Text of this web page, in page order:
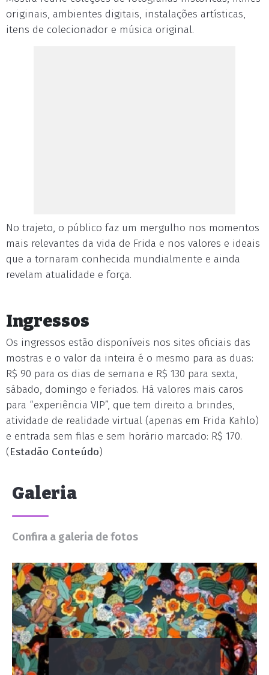
originais, ambientes digitais, instalações artísticas,
itens de colecionador e música original.
No trajeto, o público faz um mergulho nos momentos
mais relevantes da vida de Frida e nos valores e ideais
que a tornaram conhecida mundialmente e ainda
revelam atualidade e força.
Ingressos
Os ingressos estão disponíveis nos sites oficiais das
mostras e o valor da inteira é o mesmo para as duas:
R$ 90 para os dias de semana e R$ 130 para sexta,
sábado, domingo e feriados. Há valores mais caros
para “experiência VIP”, que tem direito a brindes,
atividade de realidade virtual (apenas em Frida Kahlo)
e entrada sem filas e sem horário marcado: R$ 170.
(Estadão Conteúdo)
Galeria
Confira a galeria de fotos